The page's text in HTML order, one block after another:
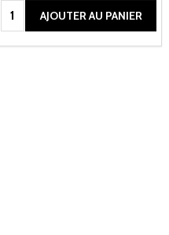
Quantité:AJOUTER AU PANIER